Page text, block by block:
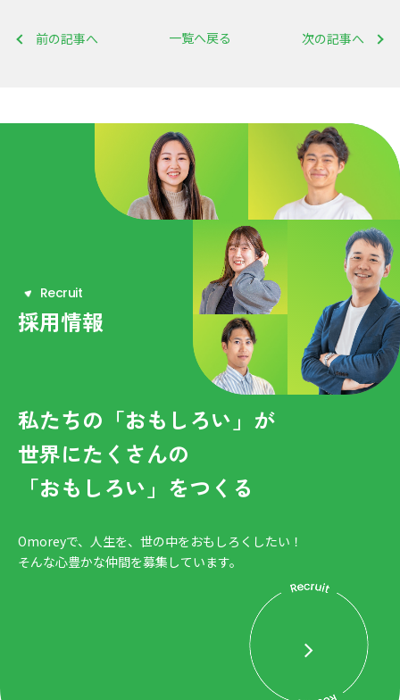
前の記事へ 次の記事へ
一覧へ戻る
Recruit
採用情報
私たちの「おもしろい」が
世界にたくさんの
「おもしろい」をつくる
Omoreyで、人生を、世の中をおもしろくしたい！
そんな心豊かな仲間を募集しています。